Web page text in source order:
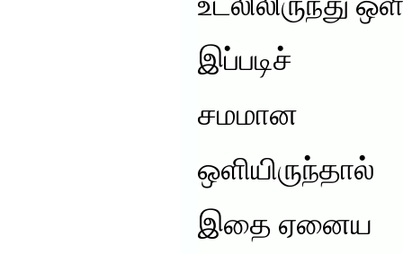
உடலிலிருந்து
இப்படிச்
சமமான
ஒளியிருந்தால்
இதை ஏனைய